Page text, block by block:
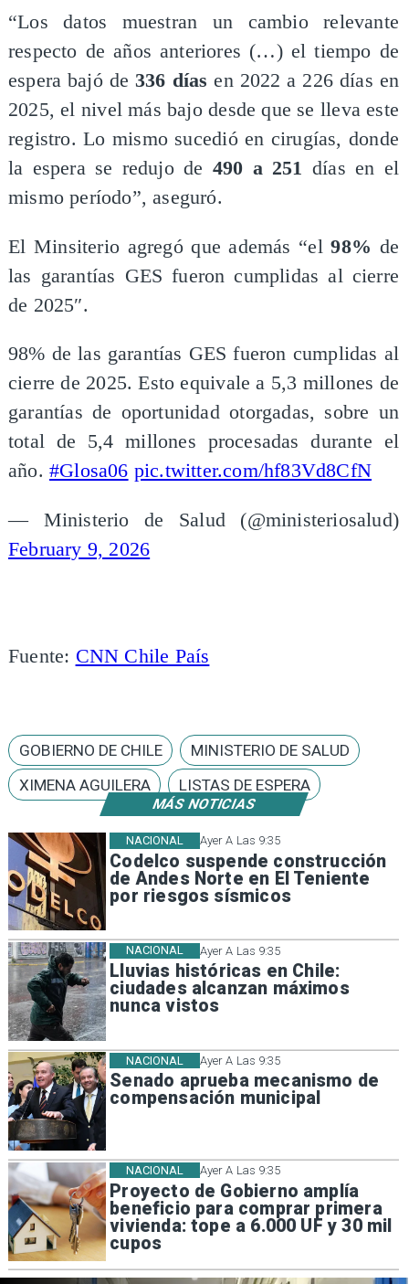
MÁS NOTICIAS
Ayer A Las 9:35
Codelco suspende construcción
de Andes Norte en El Teniente
por riesgos sísmicos
NACIONAL
Ayer A Las 9:35
Lluvias históricas en Chile:
ciudades alcanzan máximos
nunca vistos
NACIONAL
Ayer A Las 9:35
Senado aprueba mecanismo de
compensación municipal
NACIONAL
Ayer A Las 9:35
Proyecto de Gobierno amplía
beneficio para comprar primera
vivienda: tope a 6.000 UF y 30 mil
cupos
NACIONAL
“Los datos muestran un cambio relevante
respecto de años anteriores (…) el tiempo de
espera bajó de336 días en 2022 a 226 días en
2025, el nivel más bajo desde que se lleva este
registro. Lo mismo sucedió en cirugías, donde
la espera se redujo de 490 a 251 días en el
mismo período”, aseguró.
El Minsiterio agregó que además “el 98% de
las garantías GES fueron cumplidas al cierre
de 2025″.
98% de las garantías GES fueron cumplidas al
cierre de 2025. Esto equivale a 5,3 millones de
garantías de oportunidad otorgadas, sobre un
total de 5,4 millones procesadas durante el
año. #Glosa06 pic.twitter.com/hf83Vd8CfN
— Ministerio de Salud (@ministeriosalud)
February 9, 2026
Fuente: CNN Chile País
GOBIERNO DE CHILE
MINISTERIO DE SALUD
XIMENA AGUILERA
LISTAS DE ESPERA